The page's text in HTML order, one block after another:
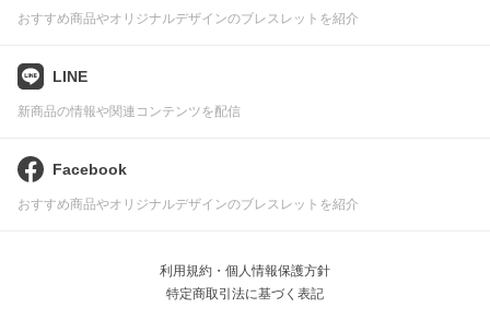
おすすめ商品やオリジナルデザインのブレスレットを紹介
LINE
新商品の情報や関連コンテンツを配信
Facebook
おすすめ商品やオリジナルデザインのブレスレットを紹介
利用規約・個人情報保護方針
特定商取引法に基づく表記